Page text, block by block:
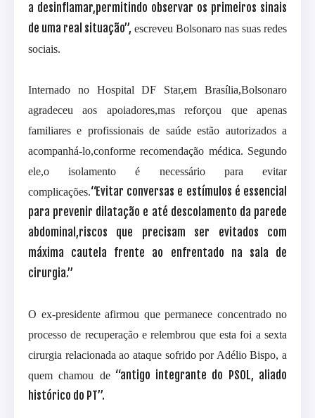
a desinflamar,permitindo observar os primeiros sinais
de uma real situação”, escreveu Bolsonaro nas suas redes
sociais.
Internado no Hospital DF Star,em Brasília,Bolsonaro
agradeceu aos apoiadores,mas reforçou que apenas
familiares e profissionais de saúde estão autorizados a
acompanhá-lo,conforme recomendação médica. Segundo
ele,o isolamento é necessário para evitar
complicações.“Evitar conversas e estímulos é essencial
para prevenir dilatação e até descolamento da parede
abdominal,riscos que precisam ser evitados com
máxima cautela frente ao enfrentado na sala de
cirurgia.”
O ex-presidente afirmou que permanece concentrado no
processo de recuperação e relembrou que esta foi a sexta
cirurgia relacionada ao ataque sofrido por Adélio Bispo, a
quem chamou de“antigo integrante do PSOL, aliado
histórico do PT”.